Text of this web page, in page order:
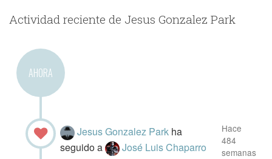
Actividad reciente de Jesus Gonzalez Park
AHORA
Jesus Gonzalez Park ha
seguido a
José Luis Chaparro
Hace
484
semanas